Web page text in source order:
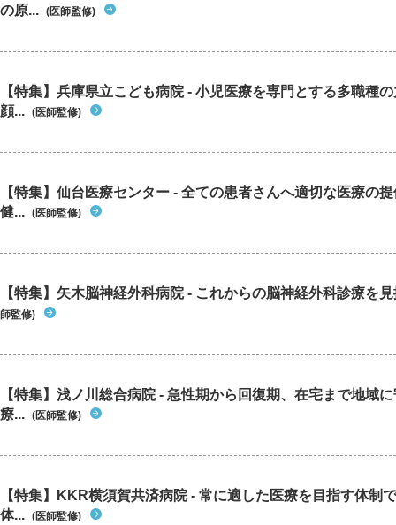
の原... (医師監修)
【特集】兵庫県立こども病院 - 小児医療を専門とする多職種
顔... (医師監修)
【特集】仙台医療センター - 全ての患者さんへ適切な医療の
健... (医師監修)
【特集】矢木脳神経外科病院 - これからの脳神経外科診療を
師監修)
【特集】浅ノ川総合病院 - 急性期から回復期、在宅まで地域
療... (医師監修)
【特集】KKR横須賀共済病院 - 常に適した医療を目指す体制
体... (医師監修)